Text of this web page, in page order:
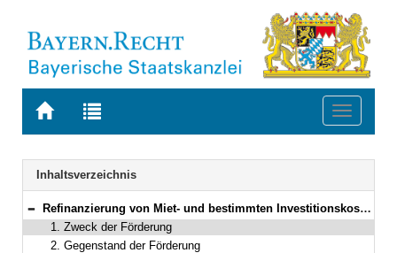
Zur
BAYERN.RECHT
Zur
letzten
Suche
Toggle
Navigation
Inhaltsverzeichnis
Bereich reduzieren
Refinanzierung von Miet- und bestimmten Investitionskosten für die Raum- und Geschäftsausstattung von Berufsfachschulen für Pflege
1. Zweck der Förderung
2. Gegenstand der Förderung